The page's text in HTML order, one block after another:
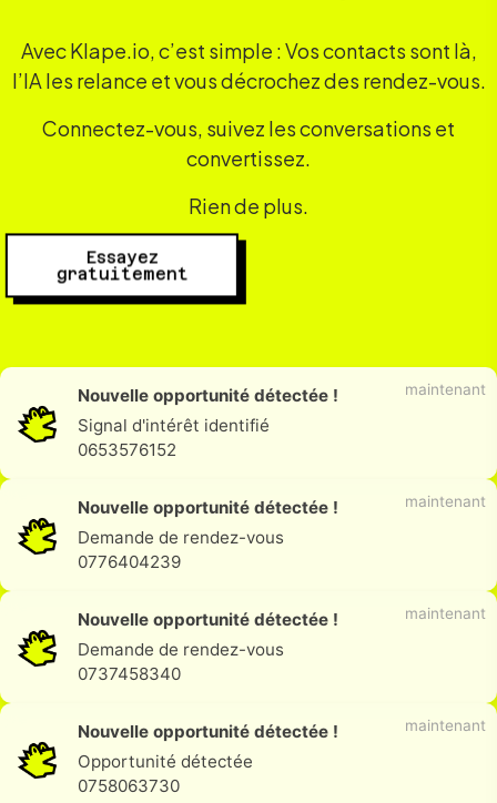
Avec Klape.io, c’est simple : Vos contacts sont là,
l’IA les relance et vous décrochez des rendez-vous.
Connectez-vous, suivez les conversations et
convertissez.
Rien de plus.
Essayez
gratuitement
maintenant
Nouvelle opportunité détectée !
Signal d'intérêt identifié
0653576152
maintenant
Nouvelle opportunité détectée !
Demande de rendez-vous
0776404239
maintenant
Nouvelle opportunité détectée !
Demande de rendez-vous
0737458340